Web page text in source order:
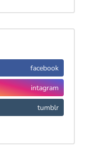
facebook
intagram
tumblr